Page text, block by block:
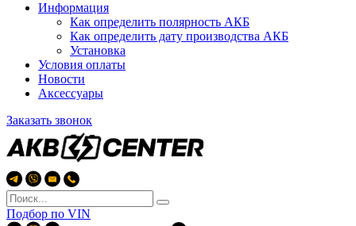
Информация
Как определить полярность АКБ
Как определить дату производства АКБ
Установка
Условия оплаты
Новости
Аксессуары
Заказать звонок
Подбор по VIN